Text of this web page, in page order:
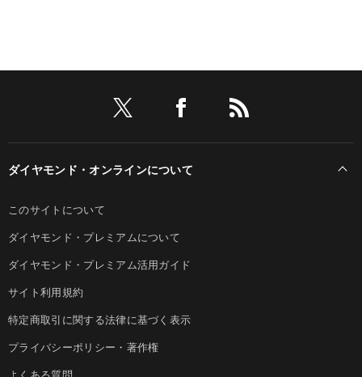
ダイヤモンド・オンラインについて
このサイトについて
ダイヤモンド・プレミアムについて
ダイヤモンド・プレミアム活用ガイド
サイト利用規約
特定商取引に関する法律に基づく表示
プライバシーポリシー・著作権